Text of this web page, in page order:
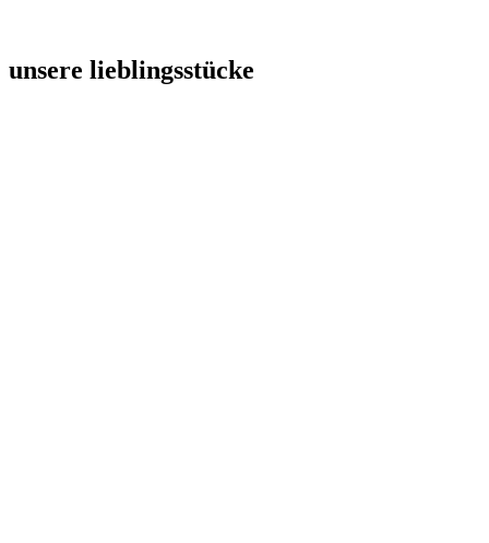
unsere lieblingsstücke